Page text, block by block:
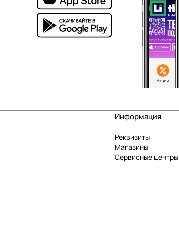
Информация
Реквизиты
Магазины
Сервисные центры